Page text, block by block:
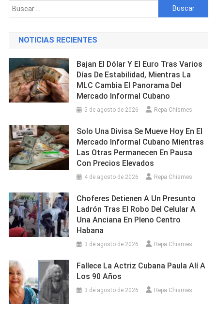
A
Y
Buscar:
NOTICIAS RECIENTES
Bajan El Dólar Y El Euro Tras Varios
Días De Estabilidad, Mientras La
MLC Cambia El Panorama Del
Mercado Informal Cubano
5 de agosto de 2026 Repa Chismes
Solo Una Divisa Se Mueve Hoy En El
Mercado Informal Cubano Mientras
Las Otras Permanecen En Pausa
Con Precios Elevados
4 de agosto de 2026 Repa Chismes
Choferes Detienen A Un Presunto
Ladrón Tras El Robo Del Celular A
Una Anciana En Pleno Centro
Habana
3 de agosto de 2026 Repa Chismes
Fallece La Actriz Cubana Paula Alí A
Los 90 Años
3 de agosto de 2026 Repa Chismes